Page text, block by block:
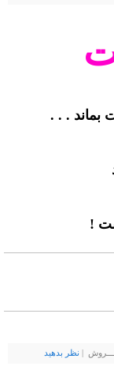
ﺑﻤﺎﻧﺪ . . .
!
نظر بدهيد